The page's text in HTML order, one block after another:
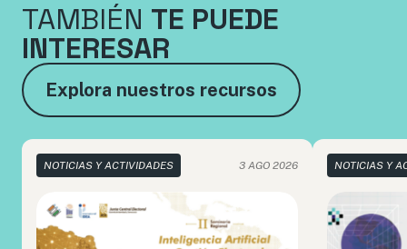
TAMBIÉN TE PUEDE
INTERESAR
Explora nuestros recursos
NOTICIAS Y ACTIVIDADES 3 AGO 2026 NOTICIAS Y